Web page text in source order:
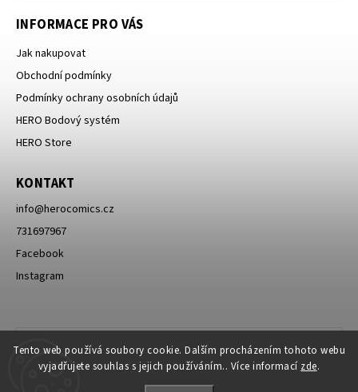
Tento web používá soubory cookie. Dalším procházením tohoto webu
vyjadřujete souhlas s jejich používáním.. Více informací zde.
INFORMACE PRO VÁS
Jak nakupovat
Obchodní podmínky
Podmínky ochrany osobních údajů
HERO Bodový systém
HERO Store
KONTAKT
info@herocomics.cz
731697967
Facebook
Instagram